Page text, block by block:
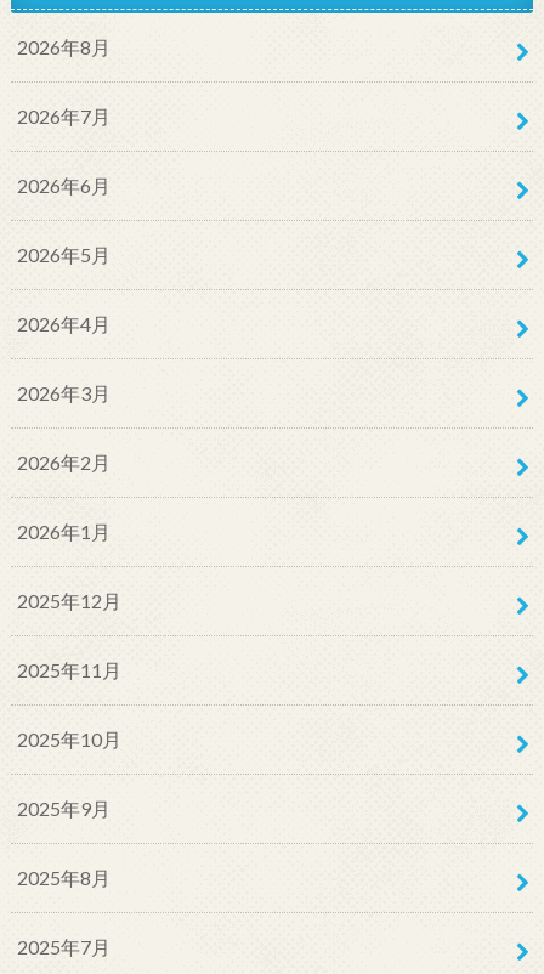
2026年8月
2026年7月
2026年6月
2026年5月
2026年4月
2026年3月
2026年2月
2026年1月
2025年12月
2025年11月
2025年10月
2025年9月
2025年8月
2025年7月